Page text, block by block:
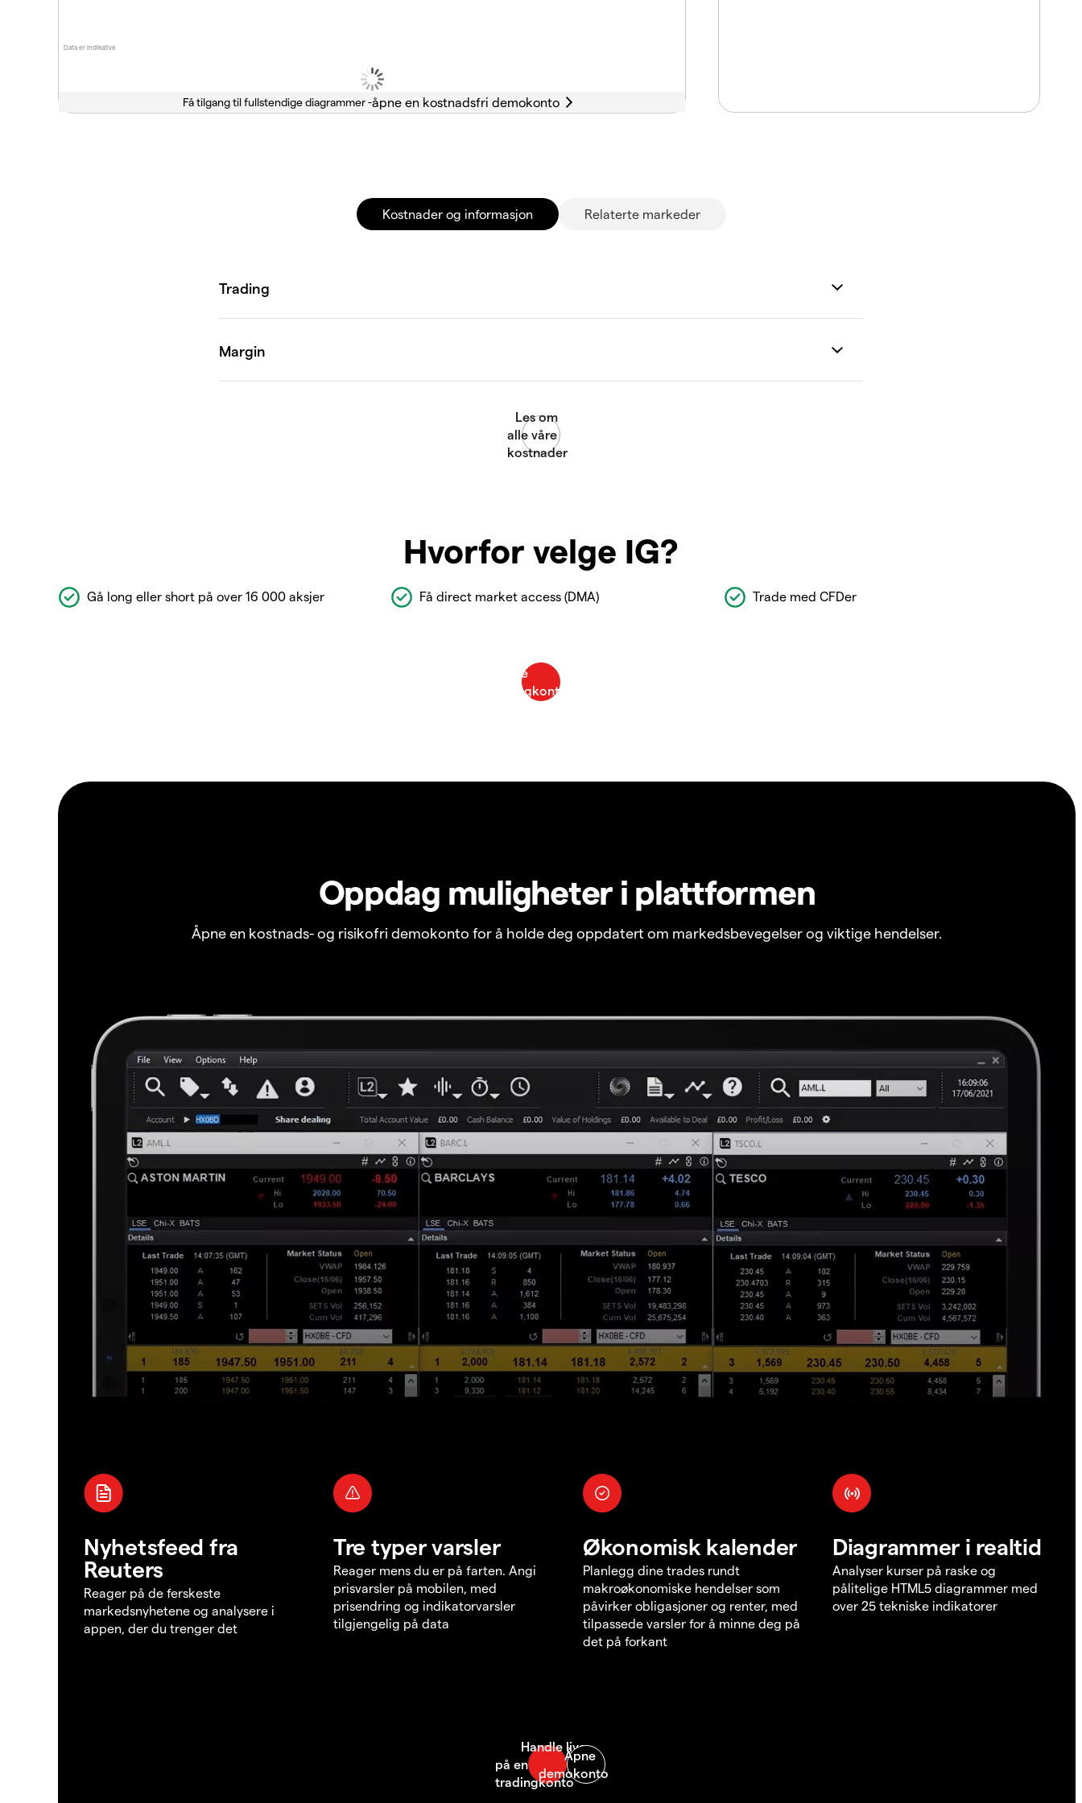
Data er indikative
Få tilgang til fullstendige diagrammer -
Kostnader og informasjon Relaterte markeder
Hvorfor velge IG?
Gå long eller short på over 16 000 aksjer Få direct market access (DMA) Trade med CFDer
Oppdag muligheter i plattformen
Åpne en kostnads- og risikofri demokonto for å holde deg oppdatert om markedsbevegelser og viktige hendelser.
Nyhetsfeed fra
Reuters
Reager på de ferskeste
markedsnyhetene og analysere i
appen, der du trenger det
Tre typer varsler
Reager mens du er på farten. Angi
prisvarsler på mobilen, med
prisendring og indikatorvarsler
tilgjengelig på data
Økonomisk kalender
Planlegg dine trades rundt
makroøkonomiske hendelser som
påvirker obligasjoner og renter, med
tilpassede varsler for å minne deg på
det på forkant
Diagrammer i realtid
Analyser kurser på raske og
pålitelige HTML5 diagrammer med
over 25 tekniske indikatorer